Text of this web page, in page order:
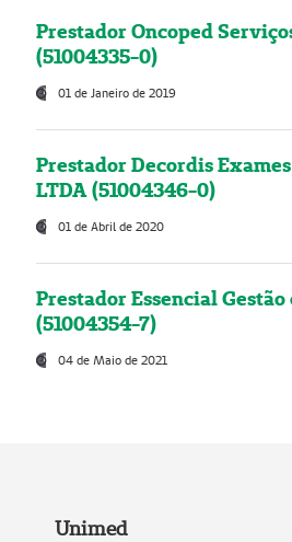
Prestador Oncoped
(51004335-0)
01 de Janeiro de 2019
Prestador Decordis
LTDA (51004346-0)
01 de Abril de 2020
Prestador Essencial
(51004354-7)
04 de Maio de 2021
Unimed